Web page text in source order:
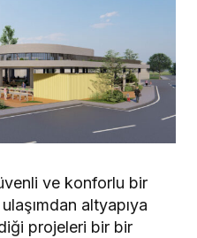
ve konforlu bir
altyapıya
projeleri bir bir